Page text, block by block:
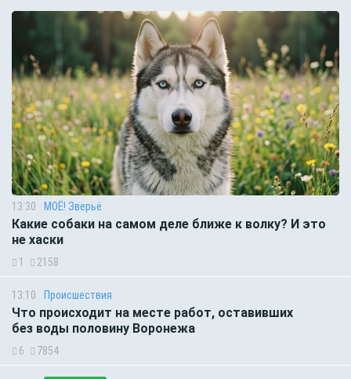
13:30 МОЁ! Зверьё
Какие собаки на самом деле ближе к волку? И это
не хаски
1 2158
13:10 Происшествия
Что происходит на месте работ, оставивших
без воды половину Воронежа
6 7854